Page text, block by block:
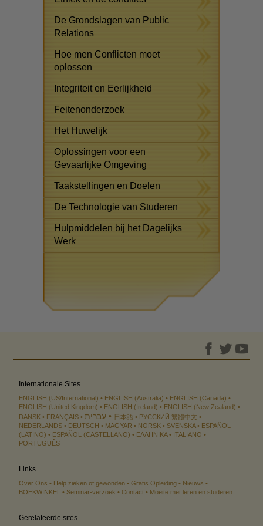
De Grondslagen van Public
Relations
Hoe men Conflicten moet
oplossen
Integriteit en Eerlijkheid
Feitenonderzoek
Het Huwelijk
Oplossingen voor een
Gevaarlijke Omgeving
Taakstellingen en Doelen
De Technologie van Studeren
Hulpmiddelen bij het Dagelijks
Werk
Internationale Sites
ENGLISH (US/International) ENGLISH (Australia)
ENGLISH (Canada)
ENGLISH (United Kingdom)
ENGLISH (Ireland)
ENGLISH (New Zealand)
DANSK
FRANÇAIS עברית 日本語 РУССКИЙ 繁體中文
NEDERLANDS
DEUTSCH MAGYAR NORSK SVENSKA
ESPAÑOL
(LATINO)
ESPAÑOL (CASTELLANO) ΕΛΛΗΝΙΚA
ITALIANO
PORTUGUÊS
Links
Over Ons Help zieken of gewonden Gratis Opleiding
Nieuws
BOEKWINKEL
Seminar-verzoek Contact Moeite met leren en studeren
Gerelateerde sites